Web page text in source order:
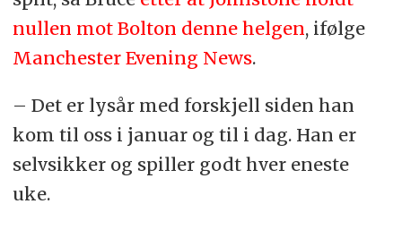
nullen mot Bolton denne helgen, ifølge
Manchester Evening News.
– Det er lysår med forskjell siden han
kom til oss i januar og til i dag. Han er
selvsikker og spiller godt hver eneste
uke.